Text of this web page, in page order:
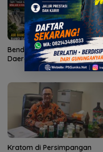
Bendungan Sidan Airi Empat
Daerah, Bangli Dapat Apa?
Kratom di Persimpangan